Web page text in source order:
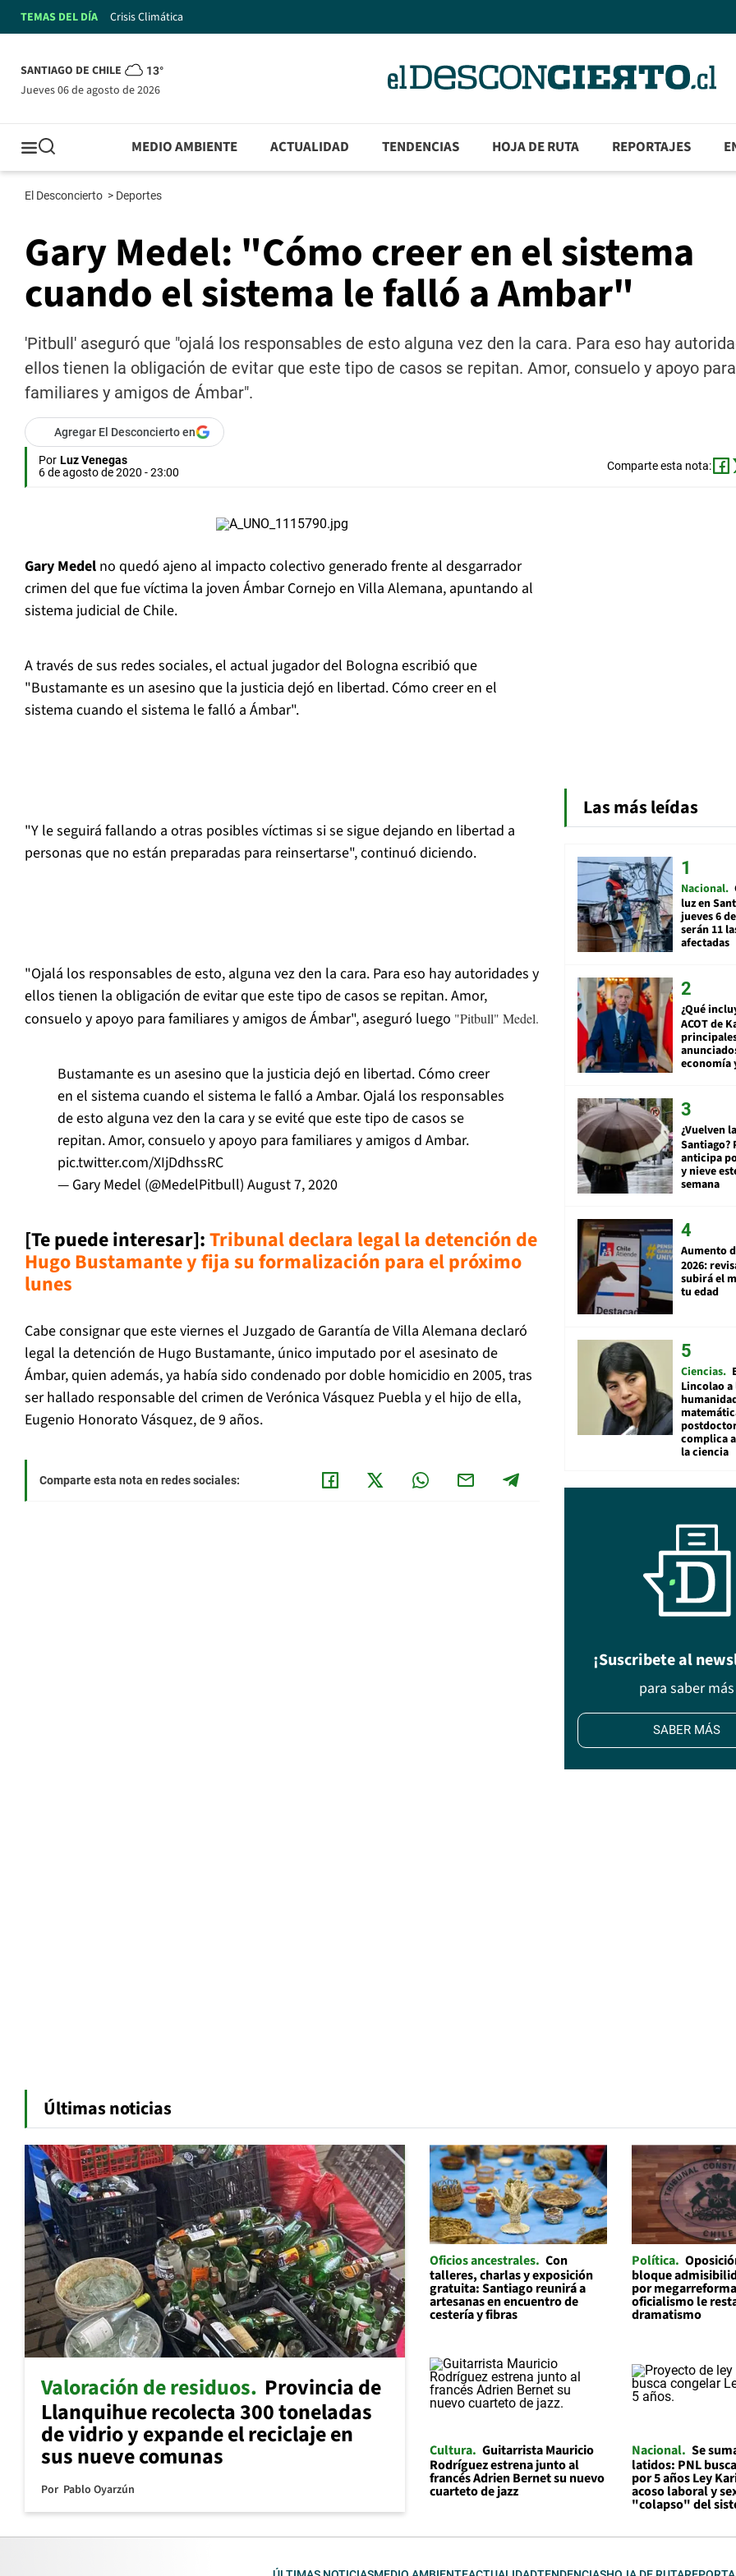
TEMAS DEL DÍA Crisis Climática
SANTIAGO DE CHILE 13°
jueves 06 de agosto de 2026
MEDIO AMBIENTE ACTUALIDAD TENDENCIAS HOJA DE RUTA REPORTAJES
El Desconcierto > Deportes
Gary Medel: "Cómo creer en el sistema
cuando el sistema le falló a Ambar"
'Pitbull' aseguró que "ojalá los responsables de esto alguna vez den la cara. Para eso hay
ellos tienen la obligación de evitar que este tipo de casos se repitan. Amor, consuelo y apoyo para
familiares y amigos de Ámbar".
Agregar El Desconcierto en
Por Luz Venegas
6 de agosto de 2020 - 23:00
Comparte esta nota:
Gary Medel no quedó ajeno al impacto colectivo generado frente al desgarrador
crimen del que fue víctima la joven Ámbar Cornejo en Villa Alemana, apuntando al
sistema judicial de Chile.
A través de sus redes sociales, el actual jugador del Bologna escribió que
"Bustamante es un asesino que la justicia dejó en libertad. Cómo creer en el
sistema cuando el sistema le falló a Ámbar".
"Y le seguirá fallando a otras posibles víctimas si se sigue dejando en libertad a
personas que no están preparadas para reinsertarse", continuó diciendo.
"Ojalá los responsables de esto, alguna vez den la cara. Para eso hay autoridades y
ellos tienen la obligación de evitar que este tipo de casos se repitan. Amor,
consuelo y apoyo para familiares y amigos de Ámbar", aseguró luego "Pitbull" Medel.
Bustamante es un asesino que la justicia dejó en libertad. Cómo creer
en el sistema cuando el sistema le falló a Ambar. Ojalá los responsables
de esto alguna vez den la cara y se evité que este tipo de casos se
repitan. Amor, consuelo y apoyo para familiares y amigos d Ambar.
pic.twitter.com/XIjDdhssRC
— Gary Medel (@MedelPitbull) August 7, 2020
[Te puede interesar]:Tribunal declara legal la detención de
Hugo Bustamante y fija su formalización para el próximo
lunes
Cabe consignar que este viernes el Juzgado de Garantía de Villa Alemana declaró
legal la detención de Hugo Bustamante, único imputado por el asesinato de
Ámbar, quien además, ya había sido condenado por doble homicidio en 2005, tras
ser hallado responsable del crimen de Verónica Vásquez Puebla y el hijo de ella,
Eugenio Honorato Vásquez, de 9 años.
Comparte esta nota en redes sociales:
Las más leídas
Nacional
luz en
jueves 6
serán 11
afectadas
¿Qué
ACOT de
economía
¿Vuelven
Santiago?
anticipa
y nieve
semana
Aumento
2026:
subirá el
tu edad
Ciencias
Lincolao a
complica
la ciencia
¡Suscribete al
para saber más
SABER MÁS
Últimas noticias
Valoración de residuos Provincia de
Llanquihue recolecta 300 toneladas
de vidrio y expande el reciclaje en
sus nueve comunas
Por Pablo Oyarzún
Oficios ancestrales Con
talleres, charlas y exposición
gratuita: Santiago reunirá a
artesanas en encuentro de
cestería y fibras
Política
bloque
por
oficialismo le
dramatismo
Cultura Guitarrista Mauricio
Rodríguez estrena junto al
francés Adrien Bernet su nuevo
cuarteto de jazz
Nacional Se
latidos: PNL
por 5 años Ley
acoso laboral y
"colapso" del